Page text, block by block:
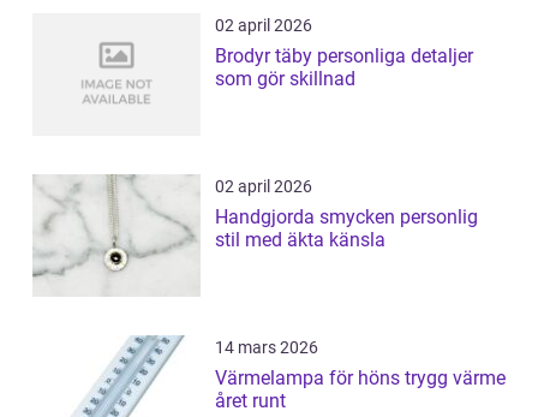
02 april 2026
Brodyr täby personliga detaljer
som gör skillnad
02 april 2026
Handgjorda smycken personlig
stil med äkta känsla
14 mars 2026
Värmelampa för höns trygg värme
året runt